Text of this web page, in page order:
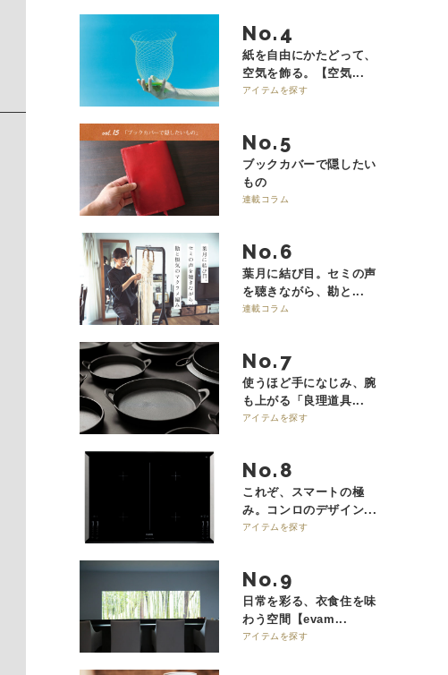
No.
紙を自由にかたどって、
空気を飾る。【空気...
アイテムを探す
No.
ブックカバーで隠したい
もの
連載コラム
No.
葉月に結び目。セミの声
を聴きながら、勘と...
連載コラム
No.
使うほど手になじみ、腕
も上がる「良理道具...
アイテムを探す
No.
これぞ、スマートの極
み。コンロのデザイン...
アイテムを探す
No.
日常を彩る、衣食住を味
わう空間【evam...
アイテムを探す